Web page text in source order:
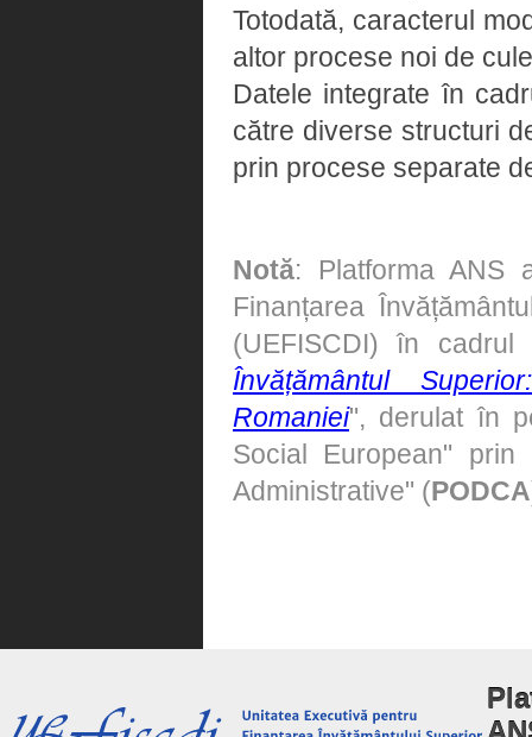
Totodată, caracterul
altor procese noi de
Datele integrate în
către diverse structuri
prin procese separate
Notă: Platforma ANS
Finanțarea
(UEFISCDI) în
Învățământul
Romaniei", derulat în
Social European" prin
Administrative" (PODCA